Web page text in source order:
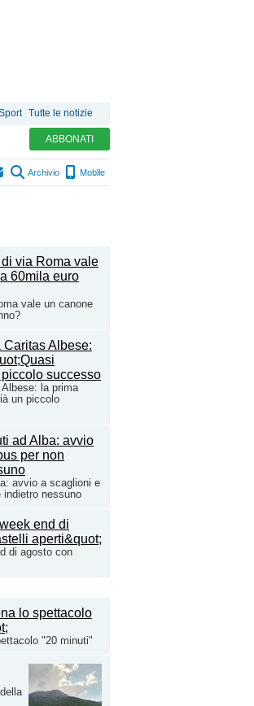
Tutte le notizie
ABBONATI
Archivio Mobile
vale un canone
Albese: la prima
un piccolo
avvio a scaglioni e
indietro nessuno
di agosto con
"20 minuti"